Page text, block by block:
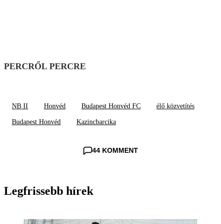
PERCRŐL PERCRE
NB II Honvéd Budapest Honvéd FC élő közvetítés
Budapest Honvéd Kazincbarcika
44 KOMMENT
Legfrissebb hírek